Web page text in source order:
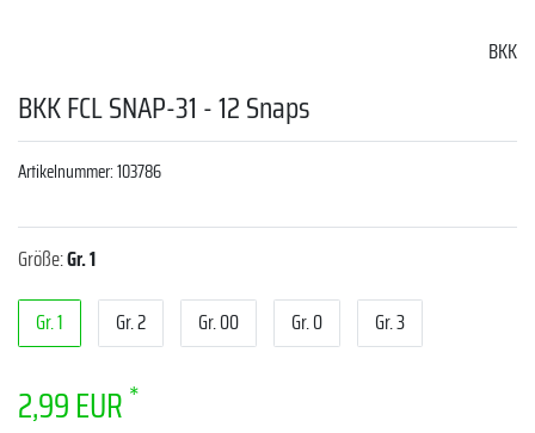
BKK
BKK FCL SNAP-31 - 12 Snaps
Artikelnummer:103786
Größe:Gr. 1
Gr. 1 Gr. 2 Gr. 00 Gr. 0 Gr. 3
2,99 EUR *